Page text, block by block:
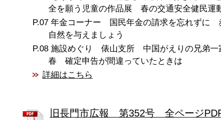
全を願う児童の作品展 春の交通安全健民運
年金コーナー 国民年金の請求を忘れずに
自然を与えましょう
施設めぐり 俵山支所 中国がえりの兄弟一
春 確定申告が間違っていたときは
詳細はこちら
旧長門市広報 第352号 全ページ